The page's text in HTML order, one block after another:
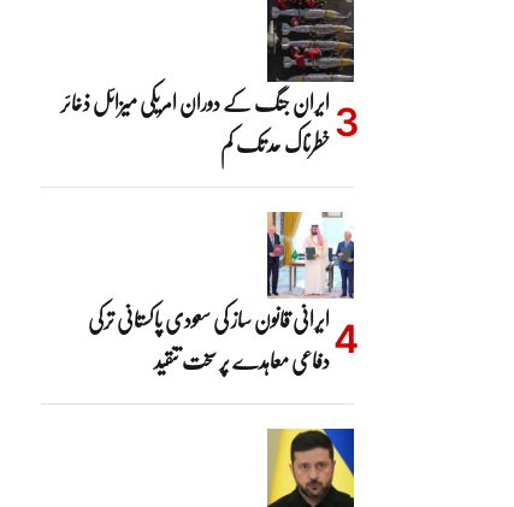
ایران جنگ کے دوران امریکی میزائل ذخائر
خطرناک حد تک کم
ایرانی قانون ساز کی سعودی پاکستانی ترکی
دفاعی معاہدے پر سخت تنقید